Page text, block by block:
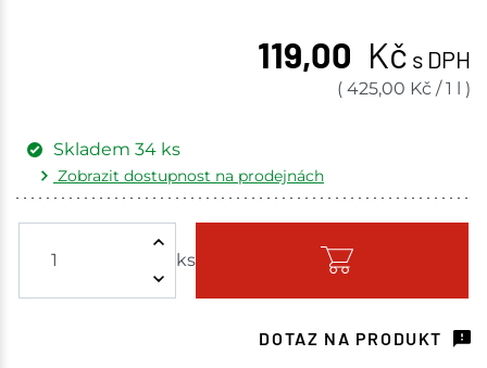
119,00 Kč s DPH
( 425,00 Kč /1 l )
ks
Skladem 34 ks
Zobrazit dostupnost na prodejnách
Skladem - ihned k odeslání
Choceň 4 ks
DOTAZ NA PRODUKT